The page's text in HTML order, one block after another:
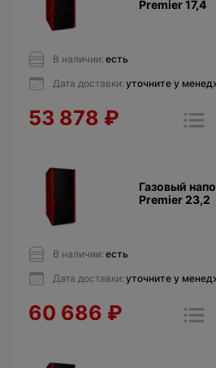
Premier 17,4
В наличии: есть
Дата доставки: уточните у
53 878 ₽
Газовый
Premier 23,2
В наличии: есть
Дата доставки: уточните у
60 686 ₽